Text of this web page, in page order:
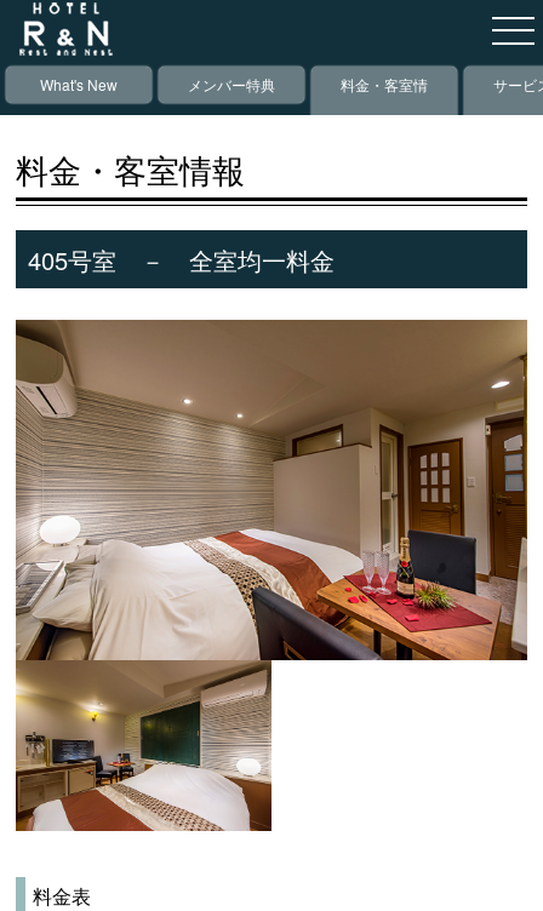
What's New メンバー特典
料金・客室情
報
サービ
備
料金・客室情報
405号室 － 全室均一料金
料金表